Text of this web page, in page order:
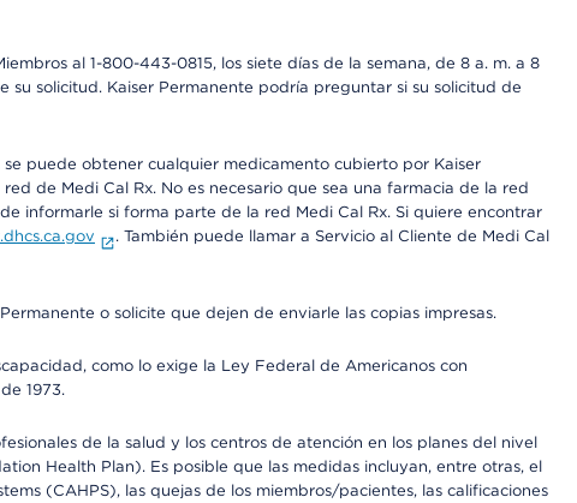
al 1-800-443-0815, los siete días de la semana, de 8 a. m. a 8
solicitud. Kaiser Permanente podría preguntar si su solicitud de
puede obtener cualquier medicamento cubierto por Kaiser
de Medi Cal Rx. No es necesario que sea una farmacia de la red
informarle si forma parte de la red Medi Cal Rx. Si quiere encontrar
. También puede llamar a Servicio al Cliente de Medi Cal
o solicite que dejen de enviarle las copias impresas.
como lo exige la Ley Federal de Americanos con
1973.
de la salud y los centros de atención en los planes del nivel
Health Plan). Es posible que las medidas incluyan, entre otras, el
(CAHPS), las quejas de los miembros/pacientes, las calificaciones